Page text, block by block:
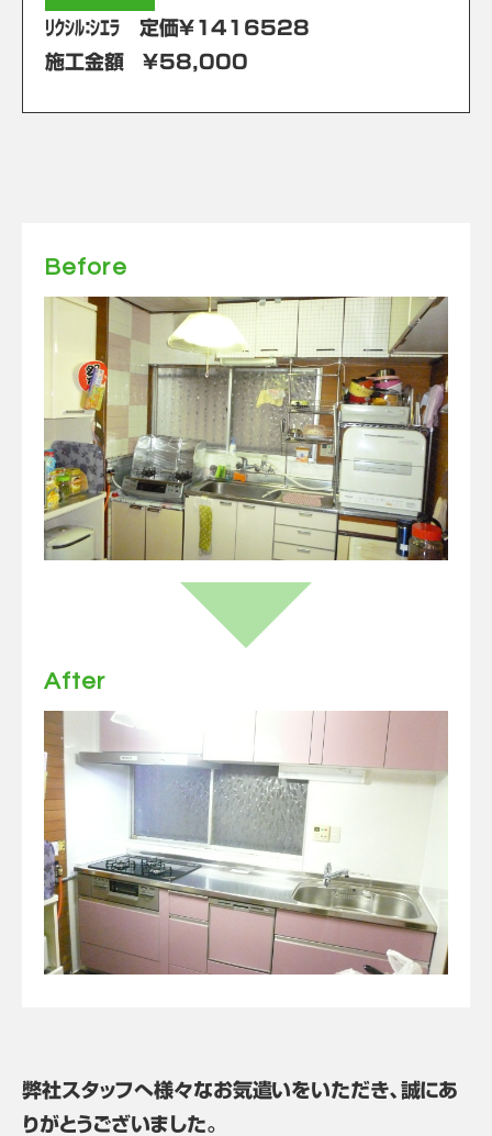
ﾘｸｼﾙ：ｼｴﾗ 定価￥1416528
施工金額 ￥58,000
Before
After
弊社スタッフへ様々なお気遣いをいただき、誠にあ
りがとうございました。